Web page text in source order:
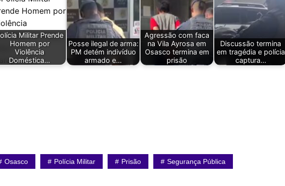
Militar Prende
Homem por
Violência
Doméstica…
Posse ilegal de arma:
PM detém indivíduo
armado e…
Agressão com faca
na Vila Ayrosa em
Osasco termina em
prisão
Discussão termina
em tragédia e polícia
captura…
Osasco Polícia Militar Prisão Segurança Pública